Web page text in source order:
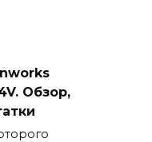
Обзор,